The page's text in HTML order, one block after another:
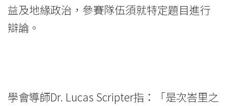
國
際
益及地緣政治，參賽隊伍須就特定題目進行
辯論。
學會導師Dr. Lucas Scripter指：「是次峇里之